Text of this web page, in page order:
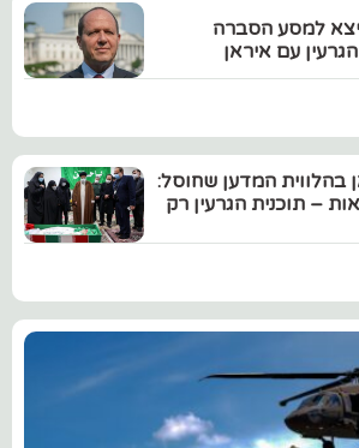
יצא למסע הסברה
עם איראן
בהלווית המדען שחוסל:
– תוכנית הגרעין רק